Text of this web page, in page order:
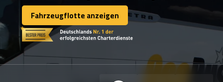
FLOTTE
KONTAKTIEREN SIE UNS
KONTAKTIEREN SIE UNS
Fahrzeugflotte anzeigen
Fahrzeugflotte anzeigen